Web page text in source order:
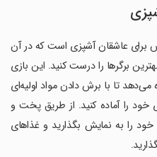
برای عاشقان آشپزی است که در آن
برگرها را درست کنید. این بازی
تا با برش دادن مواد اولیه‌ای
خود را آماده کنید. از طریق پخت و
را به نمایش بگذارید و غذاهای